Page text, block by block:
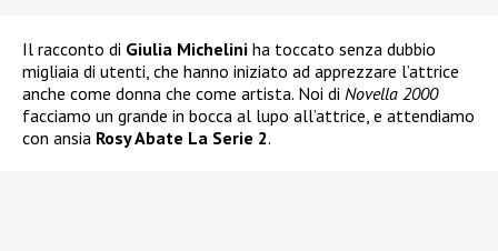
Il racconto di Giulia Michelini ha toccato senza dubbio
migliaia di utenti, che hanno iniziato ad apprezzare l’attrice
anche come donna che come artista. Noi di Novella 2000
facciamo un grande in bocca al lupo all’attrice, e attendiamo
con ansia Rosy Abate La Serie 2.